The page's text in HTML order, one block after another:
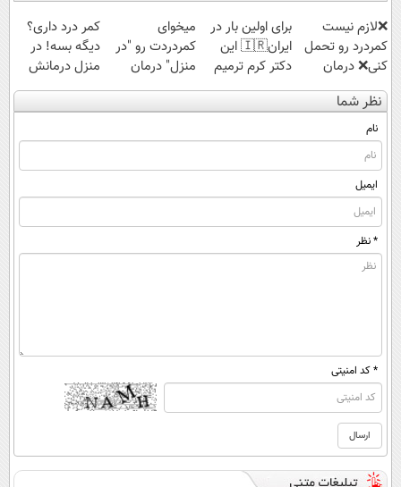
❌لازم نیست
کمردرد رو تحمل
کنی❌ درمان
بدون جراحی و
قرص
(پرسشنامه)
برای اولین بار در
ایران🇮🇷 این
دکتر کرم ترمیم
کننده 23 روزه
ساخت!
میخوای
کمردردت رو "در
منزل" درمان
کنی؟ (◂فیلم +
◂پرسش‌نامه)
کمر درد داری؟
دیگه بسه! در
منزل درمانش
کن
(◀پرسش‌نامه)
نظر شما
نام
ایمیل
* نظر
* کد امنیتی